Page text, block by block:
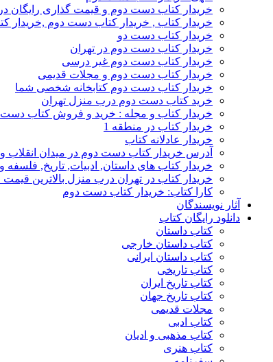
خریدار کتاب دست دوم و قیمت گذاری رایگان
خریدار کتاب , خریدار کتاب دست دوم ,خریدار
خریدار کتاب دست دو
خریدار کتاب دست دوم در تهران
خریدار کتاب دست دوم غیر درسی
خریدار کتاب دست دوم و مجلات قدیمی
خریدار کتاب دست دوم کتابخانه شخصی شما
خرید کتاب دست دوم درب منزل تهران
خریدار کتاب و مجله : خرید و فروش کتاب
خریدار کتاب در منطقه 1
خریدار عادلانه کتاب
آدرس خریدار کتاب دست دوم در میدان انقلاب
خریدار کتاب های داستان, ادبیات, تاریخ, فلسفه
خریدار کتاب در تهران درب منزل بالاترین
کارا کتاب: خریدار کتاب دست دوم
آثار نویسندگان
دانلود رایگان کتاب
کتاب داستان
کتاب داستان خارجی
کتاب داستان ایرانی
کتاب تاریخی
کتاب تاریخ ایران
کتاب تاریخ جهان
مجلات قدیمی
کتاب ادبی
کتاب مذهبی و ادیان
کتاب هنری